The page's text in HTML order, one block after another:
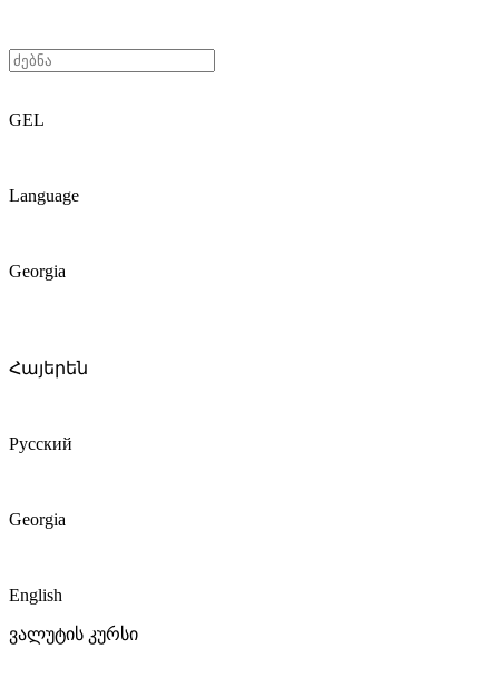
GEL
Language
Georgia
Հայերեն
Русский
Georgia
English
ვალუტის კურსი